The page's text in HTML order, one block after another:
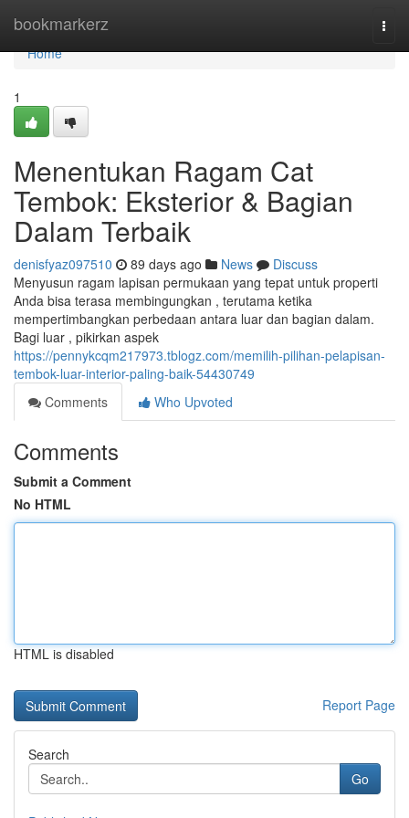
bookmarkerz
Home
Home
1
Menentukan Ragam Cat
Tembok: Eksterior & Bagian
Dalam Terbaik
denisfyaz097510 89 days ago News
Discuss
Menyusun ragam lapisan permukaan yang tepat untuk properti
Anda bisa terasa membingungkan , terutama ketika
mempertimbangkan perbedaan antara luar dan bagian dalam.
Bagi luar , pikirkan aspek
https://pennykcqm217973.tblogz.com/memilih-pilihan-pelapisan-
tembok-luar-interior-paling-baik-54430749
Comments
Who Upvoted
Comments
Submit a Comment
No HTML
HTML is disabled
Report Page
Search
Go